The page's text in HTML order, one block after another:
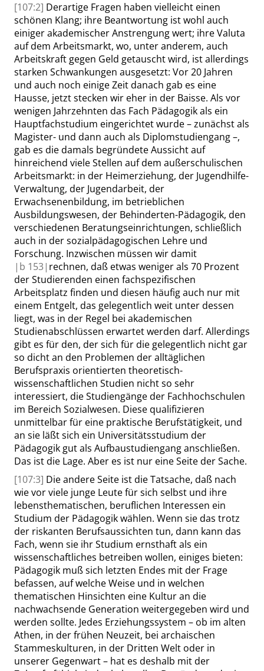
[107:2] Derartige Fragen haben vielleicht einen
schönen Klang; ihre Beantwortung ist wohl auch
einiger akademischer Anstrengung wert; ihre Valuta
auf dem Arbeitsmarkt, wo, unter anderem, auch
Arbeitskraft gegen Geld getauscht wird, ist allerdings
starken Schwankungen ausgesetzt: Vor 20 Jahren
und auch noch einige Zeit danach gab es eine
Hausse, jetzt stecken wir eher in der Baisse. Als vor
wenigen Jahrzehnten das Fach Pädagogik als ein
Hauptfachstudium eingerichtet wurde – zunächst als
Magister- und dann auch als Diplomstudiengang –,
gab es die damals begründete Aussicht auf
hinreichend viele Stellen auf dem außerschulischen
Arbeitsmarkt: in der Heimerziehung, der Jugendhilfe-
Verwaltung, der Jugendarbeit, der
Erwachsenenbildung, im betrieblichen
Ausbildungswesen, der Behinderten-Pädagogik, den
verschiedenen Beratungseinrichtungen, schließlich
auch in der sozialpädagogischen Lehre und
Forschung. Inzwischen müssen wir damit
| b 153| rechnen, daß etwas weniger als 70 Prozent
der Studierenden einen fachspezifischen
Arbeitsplatz finden und diesen häufig auch nur mit
einem Entgelt, das gelegentlich weit unterdessen
liegt, was in der Regel bei akademischen
Studienabschlüssen erwartet werden darf. Allerdings
gibt es für den, der sich für die gelegentlich nicht gar
so dicht an den Problemen der alltäglichen
Berufspraxis orientierten theoretisch-
wissenschaftlichen Studien nicht so sehr
interessiert, die Studiengänge der Fachhochschulen
im Bereich Sozialwesen. Diese qualifizieren
unmittelbar für eine praktische Berufstätigkeit, und
an sie läßt sich ein Universitätsstudium der
Pädagogik gut als Aufbaustudiengang anschließen.
Das ist die Lage. Aber es ist nur eine Seite derSache.
[107:3] Die andere Seite ist die Tatsache, daß nach
wie vor viele junge Leute für sich selbst und ihre
lebensthematischen, beruflichen Interessen ein
Studium der Pädagogik wählen. Wenn sie das trotz
der riskanten Berufsaussichten tun, dann kann das
Fach, wenn sie ihr Studium ernsthaft als ein
wissenschaftliches betreiben wollen, einiges bieten:
Pädagogik muß sich letzten Endes mit der Frage
befassen, auf welche Weise und in welchen
thematischen Hinsichten eine Kultur an die
nachwachsende Generation weitergegeben wird und
werden sollte. Jedes Erziehungssystem – ob im alten
Athen, in der frühen Neuzeit, bei archaischen
Stammeskulturen, in der Dritten Welt oder in
unserer Gegenwart – hat es deshalb mit der